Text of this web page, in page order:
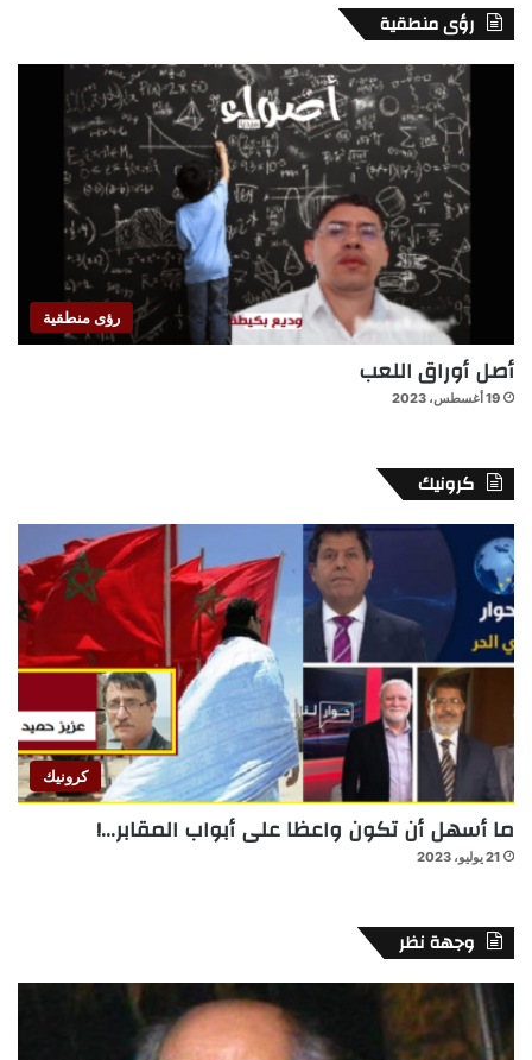
رؤى منطقية
رؤى منطقية
أصل أوراق اللعب
19 أغسطس، 2023
كرونيك
كرونيك
ما أسهل أن تكون واعظا على أبواب المقابر…!
21 يوليو، 2023
وجهة نظر